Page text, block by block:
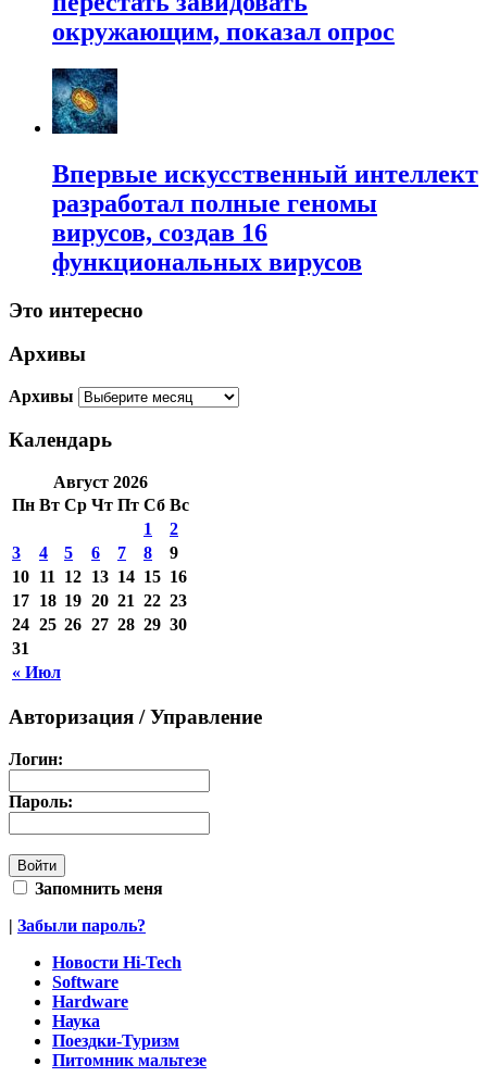
окружающим, показал опрос
Впервые искусственный интеллект
разработал полные геномы
вирусов, создав 16
функциональных вирусов
Это интересно
Архивы
Архивы
Календарь
Август 2026
Пн Вт Ср Чт Пт Сб Вс
« Июл
1
2
3
4 5 6 7 8
9
10 11 12 13 14 15 16
17 18 19 20 21 22 23
24 25 26 27 28 29 30
31
Авторизация / Управление
Логин:
Пароль:
Запомнить меня
| Забыли пароль?
Новости Hi-Tech
Software
Hardware
Наука
Поездки-Туризм
Питомник мальтезе